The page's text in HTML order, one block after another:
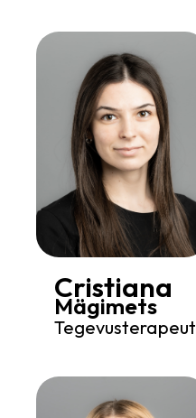
Cristiana
Mägimets
Tegevusterapeut